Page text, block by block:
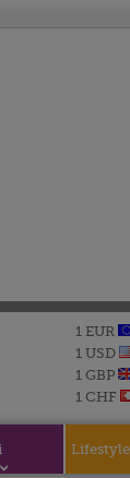
1 EUR
1 USD
1 GBP
1 CHF
Lifestyle